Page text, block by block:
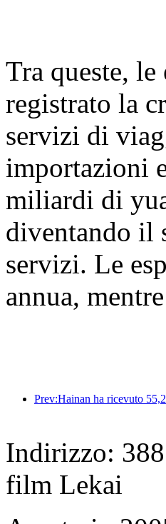
Tra queste,
registrato la
servizi di
importazioni
miliardi di
diventando il
servizi. Le
annua,
Indirizzo:
film Lekai